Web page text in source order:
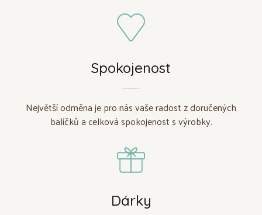
Spokojenost
Největší odměna je pro nás vaše radost z doručených
balíčků a celková spokojenost s výrobky.
Dárky